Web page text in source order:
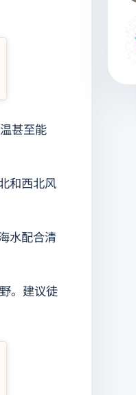
甚至能
和西北风
水配合清
。建议徒